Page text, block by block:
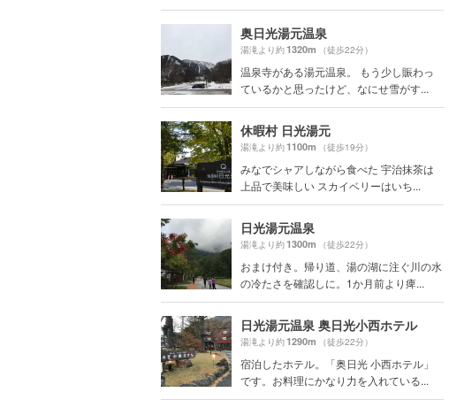
奥日光湯元温泉
湯滝より約1320m （徒歩22分）
温泉寺がある湯元温泉。 もう少し賑わっ
ているかと思ったけど、なにせ雪がす...
休暇村 日光湯元
湯滝より約1100m （徒歩19分）
みなでシャアしながら食べた 宇治抹茶は
上品で美味しい スカイベリーはいち...
日光湯元温泉
湯滝より約1300m （徒歩22分）
おまけ付き。帰り道、湯の湖に注ぐ川の水
の冷たさを確認しに。1か月前より痺...
日光湯元温泉 奥日光小西ホテル
湯滝より約1290m （徒歩22分）
宿泊したホテル。「奥日光 小西ホテル」
です。お料理にかなり力を入れている...